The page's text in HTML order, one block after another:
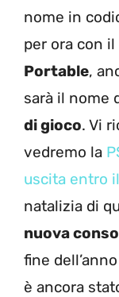
nome in
per ora con
Portable,
sarà il nome
di gioco. Vi
vedremo la
uscita entro
natalizia di
nuova
fine
è ancora